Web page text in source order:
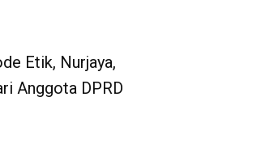
Etik, Nurjaya,
Anggota DPRD